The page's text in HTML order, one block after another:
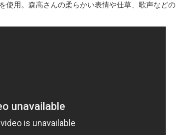
使用。森高さんの柔らかい表情や仕草、歌声などの